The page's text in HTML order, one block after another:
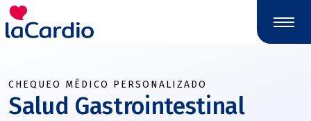
Nota:
este
sitio
un
sistema
CHEQUEO MÉDICO PERSONALIZADO
Salud Gastrointestinal